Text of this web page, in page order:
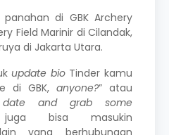
di GBK Archery
Field Marinir di Cilandak,
di Jakarta Utara.
update bioTinder kamu
di GBK, anyone?” atau
and grab some
bisa masukin